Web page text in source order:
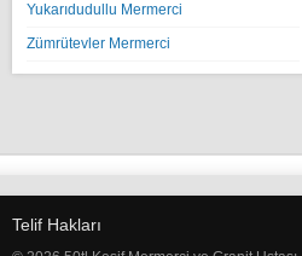
Yukarıdudullu Mermerci
Zümrütevler Mermerci
Telif Hakları